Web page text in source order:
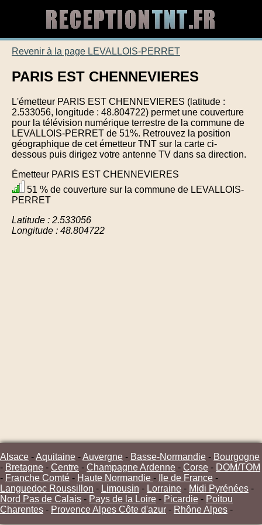
Revenir à la page LEVALLOIS-PERRET
PARIS EST CHENNEVIERES
L'émetteur PARIS EST CHENNEVIERES (latitude :
2.533056, longitude : 48.804722) permet une couverture
pour la télévision numérique terrestre de la commune de
LEVALLOIS-PERRET de 51%. Retrouvez la position
géographique de cet émetteur TNT sur la carte ci-
dessous puis dirigez votre antenne TV dans sa direction.
Émetteur PARIS EST CHENNEVIERES
51 % de couverture sur la commune de LEVALLOIS-
PERRET
Latitude : 2.533056
Longitude : 48.804722
Alsace -Aquitaine -Auvergne - Basse-Normandie - Bourgogne
- Bretagne - Centre - Champagne Ardenne - Corse - DOM/TOM
- Franche Comté - Haute Normandie - Ile de France -
Languedoc Roussillon - Limousin - Lorraine - Midi Pyrénées -
Nord Pas de Calais - Pays de la Loire - Picardie - Poitou
Charentes - Provence Alpes Côte d'azur - Rhône Alpes -